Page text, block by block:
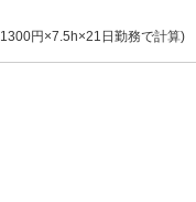
円×7.5h×21日勤務で計算)